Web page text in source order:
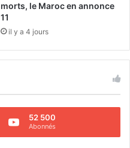
morts, le Maroc en annonce
11
il y a 4 jours
52 500
Abonnés